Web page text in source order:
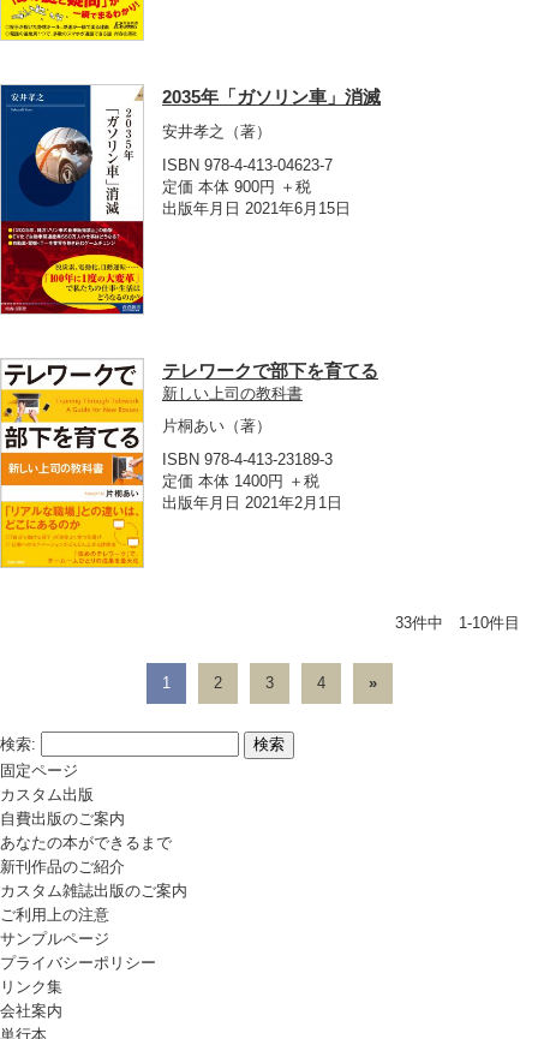
2035年「ガソリン車」消滅
安井孝之
（著）
ISBN 978-4-413-04623-7
定価 本体 900円 ＋税
出版年月日 2021年6月15日
テレワークで部下を育てる
新しい上司の教科書
片桐あい （著）
ISBN 978-4-413-23189-3
定価 本体 1400円 ＋税
出版年月日 2021年2月1日
33件中 1-10件目
1 2 3 4 »
検索:
固定ページ
カスタム出版
自費出版のご案内
あなたの本ができるまで
新刊作品のご紹介
カスタム雑誌出版のご案内
ご利用上の注意
サンプルページ
プライバシーポリシー
リンク集
会社案内
単行本